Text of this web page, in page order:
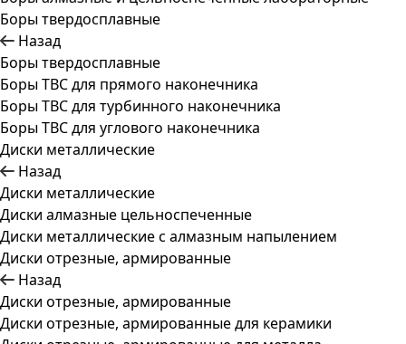
Боры твердосплавные
Назад
Боры твердосплавные
Боры ТВС для прямого наконечника
Боры ТВС для турбинного наконечника
Боры ТВС для углового наконечника
Диски металлические
Назад
Диски металлические
Диски алмазные цельноспеченные
Диски металлические с алмазным напылением
Диски отрезные, армированные
Назад
Диски отрезные, армированные
Диски отрезные, армированные для керамики